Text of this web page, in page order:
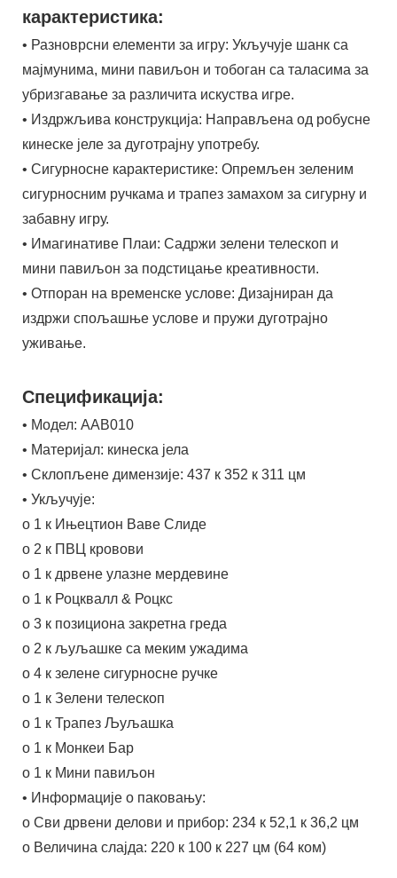
карактеристика:
• Разноврсни елементи за игру: Укључује шанк са
мајмунима, мини павиљон и тобоган са таласима за
убризгавање за различита искуства игре.
• Издржљива конструкција: Направљена од робусне
кинеске јеле за дуготрајну употребу.
• Сигурносне карактеристике: Опремљен зеленим
сигурносним ручкама и трапез замахом за сигурну и
забавну игру.
• Имагинативе Плаи: Садржи зелени телескоп и
мини павиљон за подстицање креативности.
• Отпоран на временске услове: Дизајниран да
издржи спољашње услове и пружи дуготрајно
уживање.
Спецификација:
• Модел: ААВ010
• Материјал: кинеска јела
• Склопљене димензије: 437 к 352 к 311 цм
• Укључује:
о 1 к Ињецтион Ваве Слиде
о 2 к ПВЦ кровови
о 1 к дрвене улазне мердевине
о 1 к Роцквалл & Роцкс
о 3 к позициона закретна греда
о 2 к љуљашке са меким ужадима
о 4 к зелене сигурносне ручке
о 1 к Зелени телескоп
о 1 к Трапез Љуљашка
о 1 к Монкеи Бар
о 1 к Мини павиљон
• Информације о паковању:
о Сви дрвени делови и прибор: 234 к 52,1 к 36,2 цм
о Величина слајда: 220 к 100 к 227 цм (64 ком)